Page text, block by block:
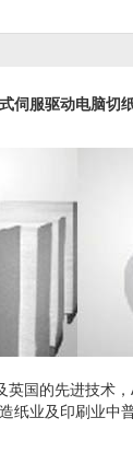
伺服驱动电脑切
英国的先进技术
纸业及印刷业中